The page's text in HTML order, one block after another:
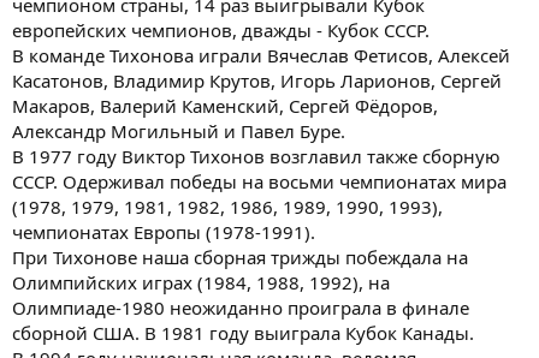
европейских чемпионов, дважды - Кубок СССР.
В команде Тихонова играли Вячеслав Фетисов, Алексей
Касатонов, Владимир Крутов, Игорь Ларионов, Сергей
Макаров, Валерий Каменский, Сергей Фёдоров,
Александр Могильный и Павел Буре.
В 1977 году Виктор Тихонов возглавил также сборную
СССР. Одерживал победы на восьми чемпионатах мира
(1978, 1979, 1981, 1982, 1986, 1989, 1990, 1993),
чемпионатах Европы (1978-1991).
При Тихонове наша сборная трижды побеждала на
Олимпийских играх (1984, 1988, 1992), на
Олимпиаде-1980 неожиданно проиграла в финале
сборной США. В 1981 году выиграла Кубок Канады.